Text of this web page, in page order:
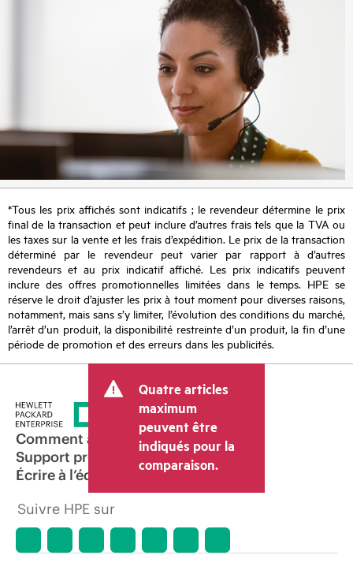
*Tous les prix affichés sont indicatifs ; le revendeur détermine le prix
final de la transaction et peut inclure d’autres frais tels que la TVA ou
les taxes sur la vente et les frais d’expédition. Le prix de la transaction
déterminé par le revendeur peut varier par rapport à d’autres
revendeurs et au prix indicatif affiché. Les prix indicatifs peuvent
inclure des offres promotionnelles limitées dans le temps. HPE se
réserve le droit d’ajuster les prix à tout moment pour diverses raisons,
notamment, mais sans s’y limiter, l’évolution des conditions du marché,
l’arrêt d’un produit, la disponibilité restreinte d’un produit, la fin d’une
période de promotion et des erreurs dans les publicités.
Quatre articles
maximum
peuvent être
indiqués pour la
comparaison.
Comment acheter
Support produit
Écrire à l’équipe commerciale
Suivre HPE sur